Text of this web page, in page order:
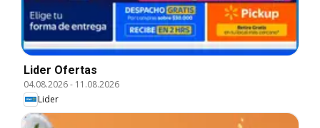
Lider Ofertas
04.08.2026- 11.08.2026
Lider